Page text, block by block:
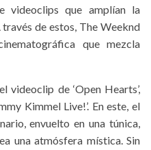
videoclips que amplían la
de estos, The Weeknd
que mezcla
videoclip de ‘Open Hearts’,
Kimmel Live!’. En este, el
envuelto en una túnica,
una atmósfera mística. Sin